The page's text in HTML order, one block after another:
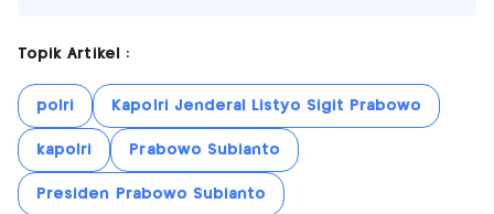
Topik Artikel :
polri Kapolri Jenderal Listyo Sigit Prabowo
kapolri Prabowo Subianto
Presiden Prabowo Subianto